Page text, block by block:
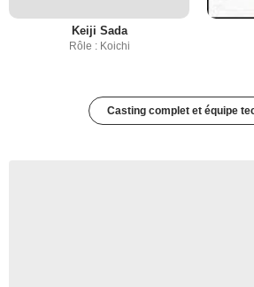
Keiji Sada
Rôle : Koichi
Casting complet et équipe